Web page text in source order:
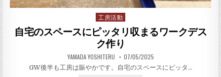
Posted in
工房活動
自宅のスペースにピッタリ収まるワークデス
ク作り
AUTHOR:
YAMADA YOSHITERU PUBLISHED DATE:
07/05/2025
GW後半も工房は賑やかです。自宅のスペースにピッタ…